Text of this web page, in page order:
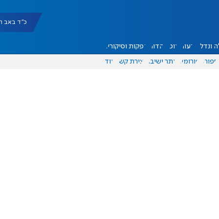
כ"ד באב תשפ"ו
ונדל"ן דעות אוכל יהדות הפקות וסיקורים
ספורט פורומים אתר ישיבה יצירת קשר עוד